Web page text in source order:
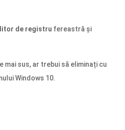
de registru fereastră și
mai sus, ar trebui să eliminați cu
Windows 10.